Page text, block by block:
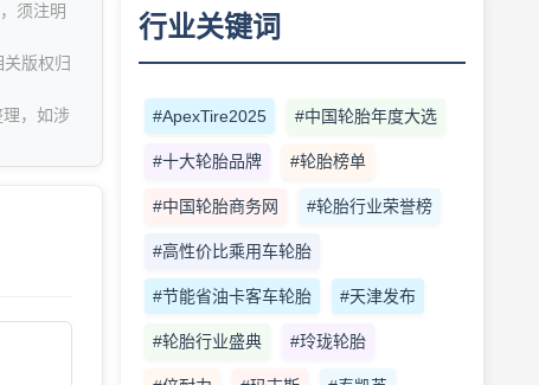
须注明
版权归
，如涉
行业关键词
#ApexTire2025 #中国轮胎年度大选
#十大轮胎品牌 #轮胎榜单
#中国轮胎商务网 #轮胎行业荣誉榜
#高性价比乘用车轮胎
#节能省油卡客车轮胎 #天津发布
#轮胎行业盛典 #玲珑轮胎